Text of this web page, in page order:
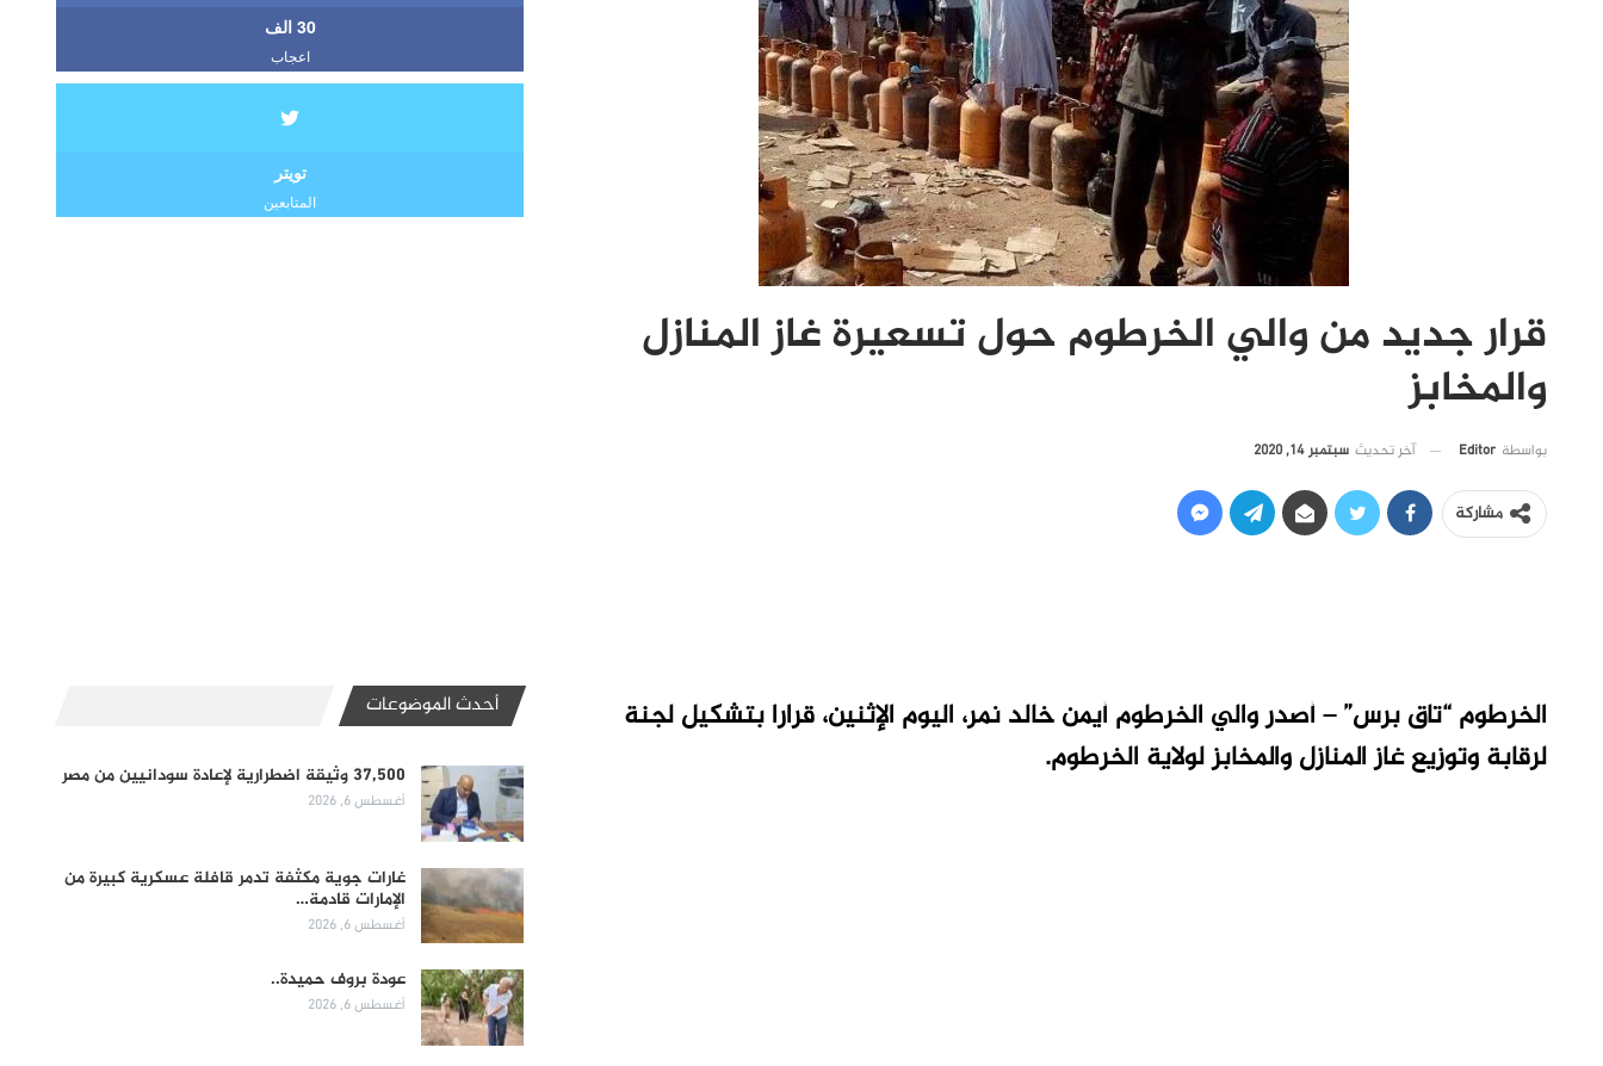
قرار جديد من والي الخرطوم حول تسعيرة غاز المنازل
والمخابز
بواسطة Editor آخر تحديث سبتمبر 14, 2020
مشاركة
الخرطوم “تاق برس” –أصدر والي الخرطوم أيمن خالد نمر، اليوم الإثنين، قرارا بتشكيل لجنة
لرقابة وتوزيع غاز المنازل والمخابز لولاية الخرطوم.
30 الف
اعجاب
تويتر
المتابعين
أحدث الموضوعات
37,500 وثيقة اضطرارية لإعادة سودانيين من مصر
أغسطس 6, 2026
غارات جوية مكثفة تدمر قافلة عسكرية كبيرة من
الإمارات قادمة…
أغسطس 6, 2026
عودة بروف حميدة..
أغسطس 6, 2026